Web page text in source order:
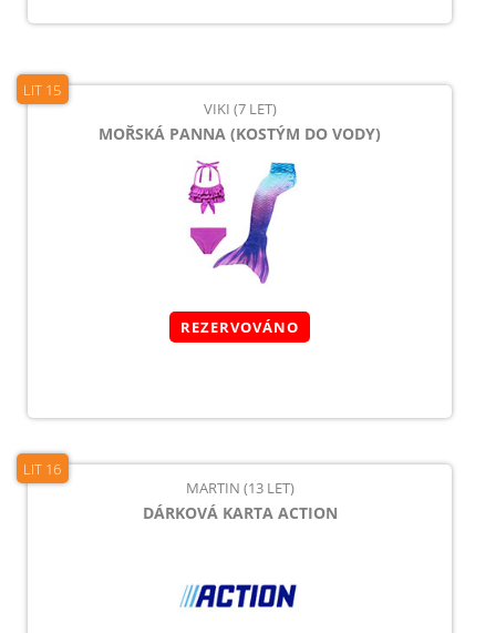
LIT 15
VIKI (7 LET)
MOŘSKÁ PANNA (KOSTÝM DO VODY)
REZERVOVÁNO
LIT 16
MARTIN (13 LET)
DÁRKOVÁ KARTA ACTION